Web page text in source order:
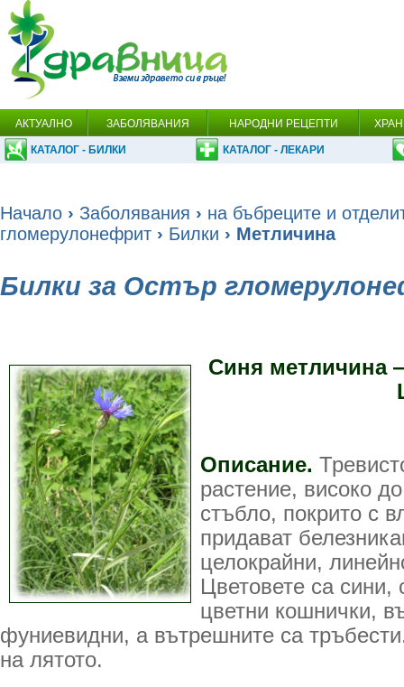
АКТУАЛНО ЗАБОЛЯВАНИЯ НАРОДНИ РЕЦЕПТИ
КАТАЛОГ - БИЛКИ КАТАЛОГ - ЛЕКАРИ
Начало › Заболявания › на бъбреците и
гломерулонефрит › Билки › Метличина
Билки за Остър
Синя метличина
Описание.
растение, високо
стъбло, покрито с
придават
целокрайни,
Цветовете са
цветни кошнички,
фуниевидни, а вътрешните са
на лятото.